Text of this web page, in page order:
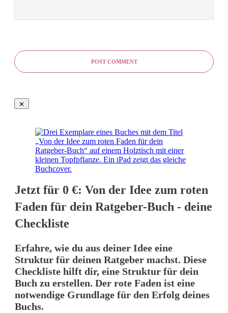
POST COMMENT
Jetzt für 0 €: Von der Idee zum roten
Faden für dein Ratgeber-Buch - deine
Checkliste
Erfahre, wie du aus deiner Idee eine
Struktur für deinen Ratgeber machst. Diese
Checkliste hilft dir, eine Struktur für dein
Buch zu erstellen. Der rote Faden ist eine
notwendige Grundlage für den Erfolg deines
Buchs.